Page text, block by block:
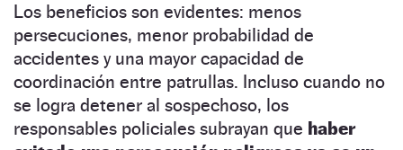
Los beneficios son evidentes: menos
persecuciones, menor probabilidad de
accidentes y una mayor capacidad de
coordinación entre patrullas. Incluso cuando no
se logra detener al sospechoso, los
responsables policiales subrayan que haber